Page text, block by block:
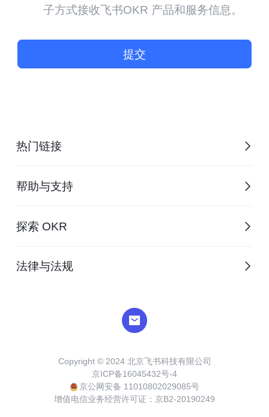
子方式接收飞书OKR 产品和服务信息。
提交
热门链接
帮助与支持
探索 OKR
法律与法规
Copyright © 2024 北京飞书科技有限公司
京ICP备16045432号-4
京公网安备 11010802029085号
增值电信业务经营许可证：京B2-20190249